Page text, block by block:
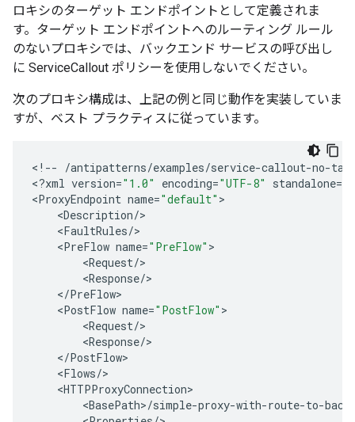
ロキシのターゲット エンドポイントとして定義されま
す。ターゲット エンドポイントへのルーティング ルール
のないプロキシでは、バックエンド サービスの呼び出し
に ServiceCallout ポリシーを使用しないでください。
次のプロキシ構成は、上記の例と同じ動作を実装していま
すが、ベスト プラクティスに従っています。
< ! -- /antipatterns/examples/service-callout-no-
<?xml version="1.0" encoding="UTF-8" standalone=
<ProxyEndpoint name="default"
<Description/
<FaultRules/
<PreFlow name="PreFlow"
<Request/
<Response/
</PreFlow
<PostFlow name="PostFlow"
<Request/
<Response/
</PostFlow
<Flows/
<HTTPProxyConnection
<BasePath>/simple-proxy-with-route-to-